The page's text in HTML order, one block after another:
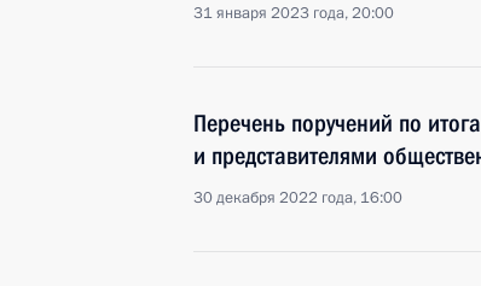
31 января 2023 года, 20:00
Перечень поручений по
и представителями
30 декабря 2022 года, 16:00